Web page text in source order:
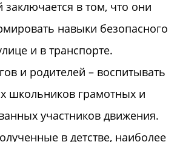
заключается в том, что они
навыки безопасного
и в транспорте.
и родителей – воспитывать
школьников грамотных и
участников движения.
в детстве, наиболее